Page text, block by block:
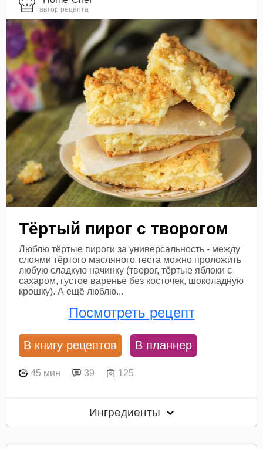
автор рецепта
Тёртый пирог с творогом
Люблю тёртые пироги за универсальность - между
слоями тёртого масляного теста можно проложить
любую сладкую начинку (творог, тёртые яблоки с
сахаром, густое варенье без косточек, шоколадную
крошку). А ещё люблю...
Посмотреть рецепт
В книгу рецептов В планнер
45 мин 39 125
Ингредиенты